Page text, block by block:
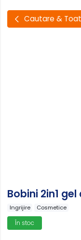
Cautare &
Bobini 2in1
Ingrijire Cosmetice
În stoc